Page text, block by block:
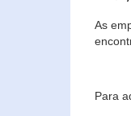
As
Para